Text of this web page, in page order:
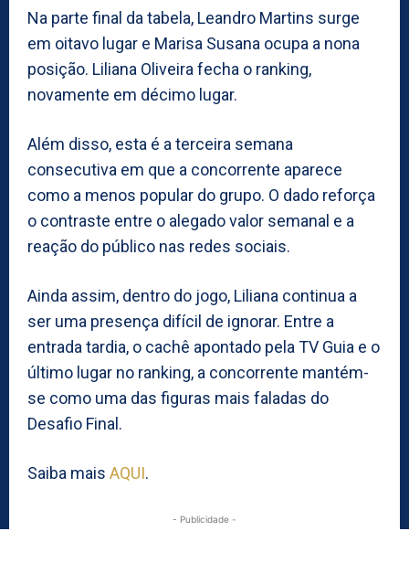
Na parte final da tabela, Leandro Martins surge
em oitavo lugar e Marisa Susana ocupa a nona
posição. Liliana Oliveira fecha o ranking,
novamente em décimo lugar.
Além disso, esta é a terceira semana
consecutiva em que a concorrente aparece
como a menos popular do grupo. O dado reforça
o contraste entre o alegado valor semanal e a
reação do público nas redes sociais.
Ainda assim, dentro do jogo, Liliana continua a
ser uma presença difícil de ignorar. Entre a
entrada tardia, o cachê apontado pela TV Guia e o
último lugar no ranking, a concorrente mantém-
se como uma das figuras mais faladas do
Desafio Final.
Saiba mais AQUI.
- Publicidade -